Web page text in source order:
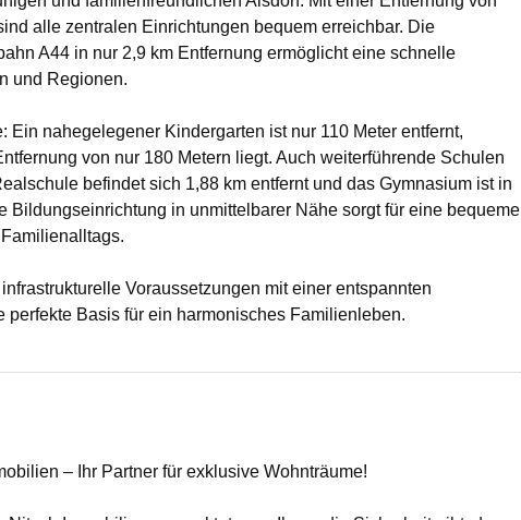
alle zentralen Einrichtungen bequem erreichbar. Die
A44 in nur 2,9 km Entfernung ermöglicht eine schnelle
und Regionen.
Ein nahegelegener Kindergarten ist nur 110 Meter entfernt,
von nur 180 Metern liegt. Auch weiterführende Schulen
befindet sich 1,88 km entfernt und das Gymnasium ist in
Bildungseinrichtung in unmittelbarer Nähe sorgt für eine bequeme
Voraussetzungen mit einer entspannten
perfekte Basis für ein harmonisches Familienleben.
– Ihr Partner für exklusive Wohnträume!